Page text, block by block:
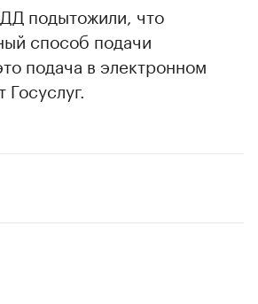
подытожили, что
способ подачи
подача в электронном